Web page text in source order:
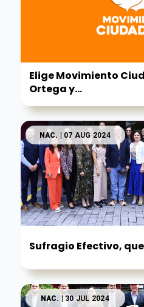
Elige Movimiento
Ortega y...
NAC. | 07 AUG 2024
Sufragio Efectivo,
NAC. | 30 JUL 2024